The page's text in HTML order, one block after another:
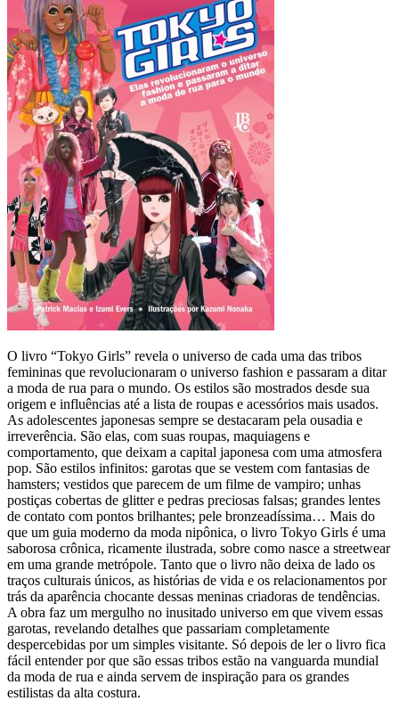
O livro “Tokyo Girls” revela o universo de cada uma das tribos
femininas que revolucionaram o universo fashion e passaram a ditar
a moda de rua para o mundo. Os estilos são mostrados desde sua
origem e influências até a lista de roupas e acessórios mais usados.
As adolescentes japonesas sempre se destacaram pela ousadia e
irreverência. São elas, com suas roupas, maquiagens e
comportamento, que deixam a capital japonesa com uma atmosfera
pop. São estilos infinitos: garotas que se vestem com fantasias de
hamsters; vestidos que parecem de um filme de vampiro; unhas
postiças cobertas de glitter e pedras preciosas falsas; grandes lentes
de contato com pontos brilhantes; pele bronzeadíssima… Mais do
que um guia moderno da moda nipônica, o livro Tokyo Girls é uma
saborosa crônica, ricamente ilustrada, sobre como nasce a streetwear
em uma grande metrópole. Tanto que o livro não deixa de lado os
traços culturais únicos, as histórias de vida e os relacionamentos por
trás da aparência chocante dessas meninas criadoras de tendências.
A obra faz um mergulho no inusitado universo em que vivem essas
garotas, revelando detalhes que passariam completamente
despercebidas por um simples visitante. Só depois de ler o livro fica
fácil entender por que são essas tribos estão na vanguarda mundial
da moda de rua e ainda servem de inspiração para os grandes
estilistas da alta costura.